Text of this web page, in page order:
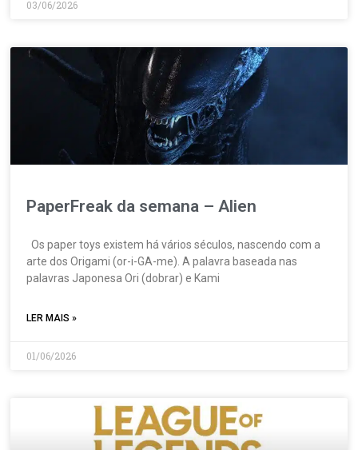
03/06/2026
PaperFreak da semana – Alien
Os paper toys existem há vários séculos, nascendo com a
arte dos Origami (or-i-GA-me). A palavra baseada nas
palavras Japonesa Ori (dobrar) e Kami
LER MAIS »
01/06/2026